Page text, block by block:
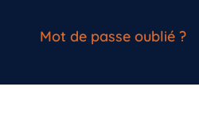
Mot de passe oublié ?